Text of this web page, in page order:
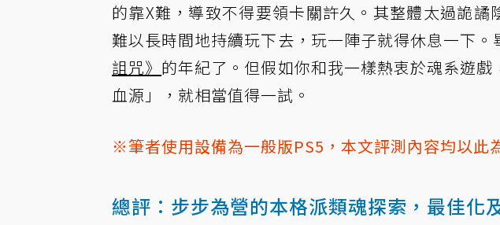
的靠X難，導致不得要領卡關許久。其整體太過詭
難以長時間地持續玩下去，玩一陣子就得休息一下
詛咒》 的年紀了。但假如你和我一樣熱衷於魂系遊
血源」，就相當值得一試。
※筆者使用設備為一般版PS5，本文評測內容均以此
總評：步步為營的本格派類魂探索，最佳化